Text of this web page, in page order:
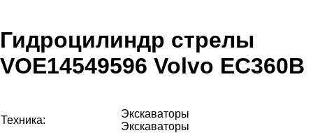
Гидроцилиндр стрелы
VOE14549596 Volvo EC360B
Техника:
Экскаваторы
Экскаваторы